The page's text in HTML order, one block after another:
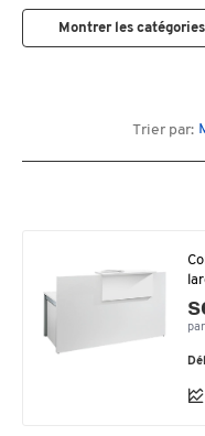
Montrer les catégories
Trier par: